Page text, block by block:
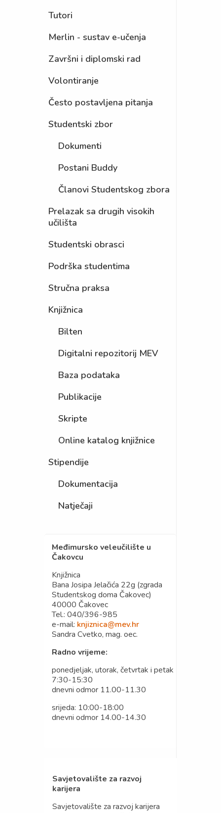
Tutori
Merlin - sustav e-učenja
Završni i diplomski rad
Volontiranje
Često postavljena pitanja
Studentski zbor
Dokumenti
Postani Buddy
Članovi Studentskog zbora
Prelazak sa drugih visokih
učilišta
Studentski obrasci
Podrška studentima
Stručna praksa
Knjižnica
Bilten
Digitalni repozitorij MEV
Baza podataka
Publikacije
Skripte
Online katalog knjižnice
Stipendije
Dokumentacija
Natječaji
Međimursko veleučilište u
Čakovcu
Knjižnica
Bana Josipa Jelačića 22g (zgrada
Studentskog doma Čakovec)
40000 Čakovec
Tel.: 040/396-985
e-mail: knjiznica@mev.hr
Sandra Cvetko, mag. oec.
Radno vrijeme:
ponedjeljak, utorak, četvrtak i petak
7:30-15:30
dnevni odmor 11.00-11.30
srijeda: 10:00-18:00
dnevni odmor 14.00-14.30
Savjetovalište za razvoj
karijera
Savjetovalište za razvoj karijera